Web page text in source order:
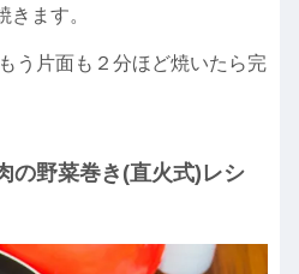
きます。
う片面も２分ほど焼いたら完
の野菜巻き(直火式)レシ